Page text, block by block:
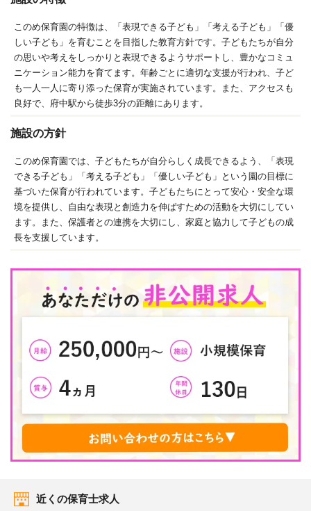
このめ保育園の特徴は、「表現できる子ども」「考える子ども」「優
しい子ども」を育むことを目指した教育方針です。子どもたちが自分
の思いや考えをしっかりと表現できるようサポートし、豊かなコミュ
ニケーション能力を育てます。年齢ごとに適切な支援が行われ、子ど
も一人一人に寄り添った保育が実施されています。また、アクセスも
良好で、府中駅から徒歩3分の距離にあります。
施設の方針
このめ保育園では、子どもたちが自分らしく成長できるよう、「表現
できる子ども」「考える子ども」「優しい子ども」という園の目標に
基づいた保育が行われています。子どもたちにとって安心・安全な環
境を提供し、自由な表現と創造力を伸ばすための活動を大切にしてい
ます。また、保護者との連携を大切にし、家庭と協力して子どもの成
長を支援しています。
近くの保育士求人